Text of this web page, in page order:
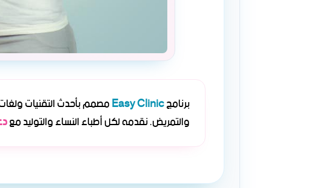
برنامجEasy Clinicمصمم بأحدث التقنيات
والتمريض. نقدمه لكل أطباء النساء والتوليد مع